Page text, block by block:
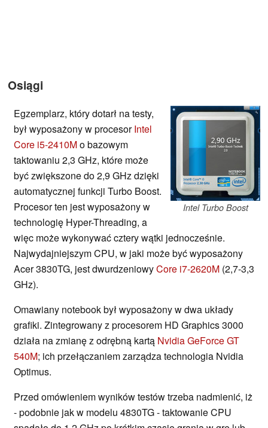
Osiągi
Intel Turbo Boost
Egzemplarz, który dotarł na testy,
był wyposażony w procesorIntel
Core i5-2410Mo bazowym
taktowaniu 2,3 GHz, które może
być zwiększone do 2,9 GHz dzięki
automatycznej funkcji Turbo Boost.
Procesor ten jest wyposażony w
technologię Hyper-Threading, a
więc może wykonywać cztery wątki jednocześnie.
Najwydajniejszym CPU, w jaki może być wyposażony
Acer 3830TG, jest dwurdzeniowyCore i7-2620M (2,7-3,3
GHz).
Omawiany notebook był wyposażony w dwa układy
grafiki. Zintegrowany z procesorem HD Graphics 3000
działa na zmianę z odrębną kartą Nvidia GeForce GT
540M; ich przełączaniem zarządza technologia Nvidia
Optimus.
Przed omówieniem wyników testów trzeba nadmienić, iż
- podobnie jak w modelu 4830TG - taktowanie CPU